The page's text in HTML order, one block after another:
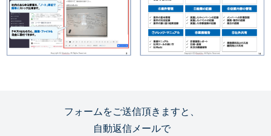
フォームをご送信頂きますと、
自動返信メールで